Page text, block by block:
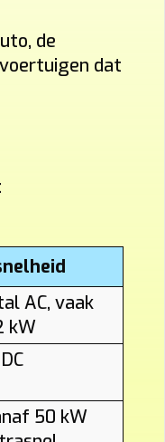
de
dat
AC, vaak
kW
50 kW